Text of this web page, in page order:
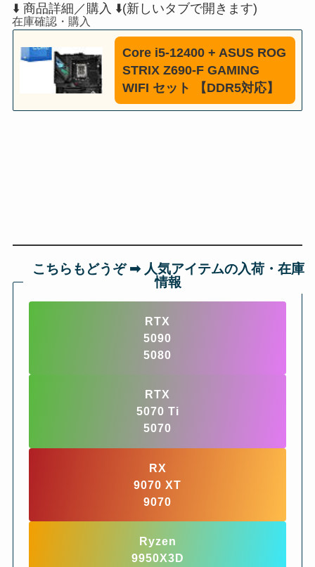
⬇️ 商品詳細／購入 ⬇️(新しいタブで開きます)
Core i5-12400 + ASUS ROG
STRIX Z690-F GAMING
WIFI セット 【DDR5対応】
こちらもどうぞ ➡︎ 人気アイテムの入荷・在庫
情報
RTX
5090
5080
RTX
5070 Ti
5070
RX
9070 XT
9070
Ryzen
9950X3D